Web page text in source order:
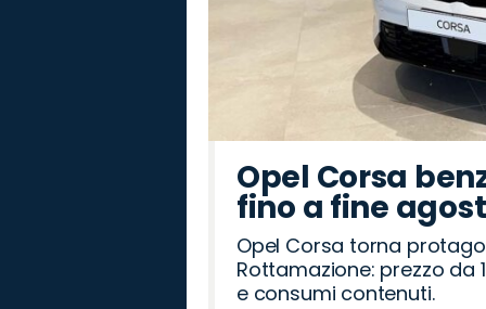
Opel Corsa
fino a fine
Opel Corsa torna
Rottamazione: prezzo da
e consumi contenuti.